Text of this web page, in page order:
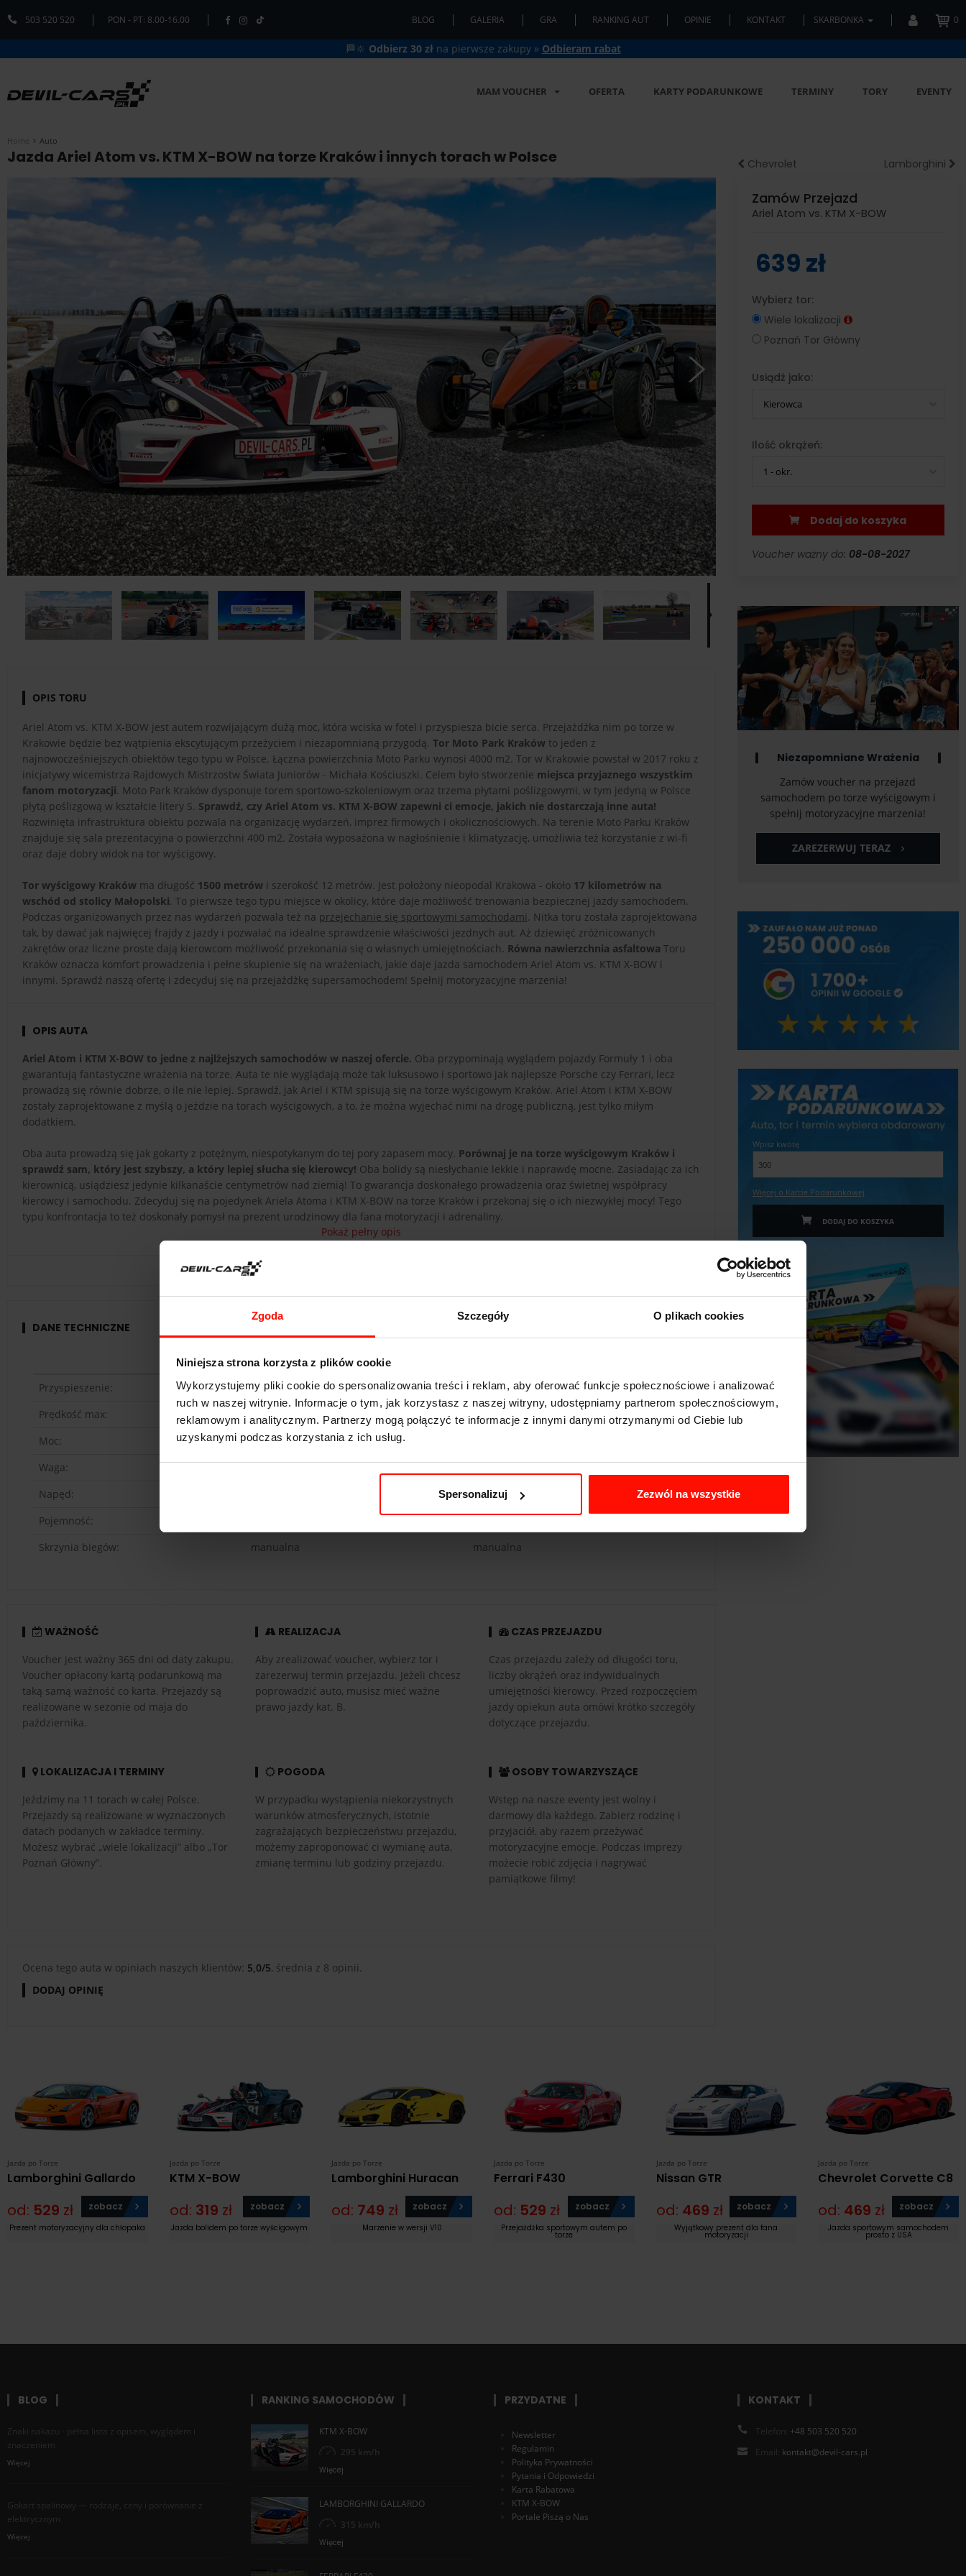
Zgoda Szczegóły O plikach cookies
Niniejsza strona korzysta z plików cookie
Wykorzystujemy pliki cookie do spersonalizowania treści i reklam, aby oferować funkcje społecznościowe i analizować
ruch w naszej witrynie. Informacje o tym, jak korzystasz z naszej witryny, udostępniamy partnerom społecznościowym,
reklamowym i analitycznym. Partnerzy mogą połączyć te informacje z innymi danymi otrzymanymi od Ciebie lub
uzyskanymi podczas korzystania z ich usług.
Spersonalizuj Zezwól na wszystkie
503 520 520 PON - PT: 8.00-16.00 BLOG GALERIA GRA RANKING AUT OPINIE KONTAKT SKARBONKA 0
🏁🔆 Odbierz 30 zł na pierwsze zakupy » Odbieram rabat
MAM VOUCHER OFERTA KARTY PODARUNKOWE TERMINY TORY EVENTY
Home Auto
Jazda Ariel Atom vs. KTM X-BOW na torze Kraków i innych torach w Polsce
OPIS TORU
Ariel Atom vs. KTM X-BOW jest autem rozwijającym dużą moc, która wciska w fotel i przyspiesza bicie serca. Przejażdżka nim po torze w
Krakowie będzie bez wątpienia ekscytującym przeżyciem i niezapomnianą przygodą. Tor Moto Park Kraków to jeden z
najnowocześniejszych obiektów tego typu w Polsce. Łączna powierzchnia Moto Parku wynosi 4000 m2. Tor w Krakowie powstał w 2017 roku z
inicjatywy wicemistrza Rajdowych Mistrzostw Świata Juniorów - Michała Kościuszki. Celem było stworzenie miejsca przyjaznego wszystkim
fanom motoryzacji. Moto Park Kraków dysponuje torem sportowo-szkoleniowym oraz trzema płytami poślizgowymi, w tym jedyną w Polsce
płytą poślizgową w kształcie litery S. Sprawdź, czy Ariel Atom vs. KTM X-BOW zapewni ci emocje, jakich nie dostarczają inne auta!
Rozwinięta infrastruktura obiektu pozwala na organizację wydarzeń, imprez firmowych i okolicznościowych. Na terenie Moto Parku Kraków
znajduje się sala prezentacyjna o powierzchni 400 m2. Została wyposażona w nagłośnienie i klimatyzację, umożliwia też korzystanie z wi-fi
oraz daje dobry widok na tor wyścigowy.
Tor wyścigowy Kraków ma długość 1500 metrów i szerokość 12 metrów. Jest położony nieopodal Krakowa - około 17 kilometrów na
wschód od stolicy Małopolski. To pierwsze tego typu miejsce w okolicy, które daje możliwość trenowania bezpiecznej jazdy samochodem.
Podczas organizowanych przez nas wydarzeń pozwala też na przejechanie się sportowymi samochodami. Nitka toru została zaprojektowana
tak, by dawać jak najwięcej frajdy z jazdy i pozwalać na idealne sprawdzenie właściwości jezdnych aut. Aż dziewięć zróżnicowanych
zakrętów oraz liczne proste dają kierowcom możliwość przekonania się o własnych umiejętnościach. Równa nawierzchnia asfaltowa Toru
Kraków oznacza komfort prowadzenia i pełne skupienie się na wrażeniach, jakie daje jazda samochodem Ariel Atom vs. KTM X-BOW i
innymi. Sprawdź naszą ofertę i zdecyduj się na przejażdżkę supersamochodem! Spełnij motoryzacyjne marzenia!
OPIS AUTA
Ariel Atom i KTM X-BOW to jedne z najlżejszych samochodów w naszej ofercie. Oba przypominają wyglądem pojazdy Formuły 1 i oba
gwarantują fantastyczne wrażenia na torze. Auta te nie wyglądają może tak luksusowo i sportowo jak najlepsze Porsche czy Ferrari, lecz
prowadzą się równie dobrze, o ile nie lepiej. Sprawdź, jak Ariel i KTM spisują się na torze wyścigowym Kraków. Ariel Atom i KTM X-BOW
zostały zaprojektowane z myślą o jeździe na torach wyścigowych, a to, że można wyjechać nimi na drogę publiczną, jest tylko miłym
dodatkiem.
Oba auta prowadzą się jak gokarty z potężnym, niespotykanym do tej pory zapasem mocy. Porównaj je na torze wyścigowym Kraków i
sprawdź sam, który jest szybszy, a który lepiej słucha się kierowcy! Oba bolidy są niesłychanie lekkie i naprawdę mocne. Zasiadając za ich
kierownicą, usiądziesz jedynie kilkanaście centymetrów nad ziemią! To gwarancja doskonałego prowadzenia oraz świetnej współpracy
kierowcy i samochodu. Zdecyduj się na pojedynek Ariela Atoma i KTM X-BOW na torze Kraków i przekonaj się o ich niezwykłej mocy! Tego
typu konfrontacja to też doskonały pomysł na prezent urodzinowy dla fana motoryzacji i adrenaliny.
Pokaż pełny opis
DANE TECHNICZNE
Ariel Atom
Przyspieszenie:
2.8s do 100 km/h 3.9s do 100 km/h
Prędkość max:
km/h 220
km/h
Moc:
321KM
Waga:
465kg 740kg
Napęd:
tył
Pojemność:
Skrzynia biegów:
manualna manualna
WAŻNOŚĆ
Voucher jest ważny 365 dni od daty zakupu.
Voucher opłacony kartą podarunkową ma
taką samą ważność co karta. Przejazdy są
realizowane w sezonie od maja do
października.
REALIZACJA
Aby zrealizować voucher, wybierz tor i
zarezerwuj termin przejazdu. Jeżeli chcesz
poprowadzić auto, musisz mieć ważne
prawo jazdy kat. B.
CZAS PRZEJAZDU
Czas przejazdu zależy od długości toru,
liczby okrążeń oraz indywidualnych
umiejętności kierowcy. Przed rozpoczęciem
jazdy opiekun auta omówi krótko szczegóły
dotyczące przejazdu.
LOKALIZACJA I TERMINY
Jeździmy na 11 torach w całej Polsce.
Przejazdy są realizowane w wyznaczonych
datach podanych w zakładce terminy.
Możesz wybrać „wiele lokalizacji” albo „Tor
Poznań Główny”.
POGODA
W przypadku wystąpienia niekorzystnych
warunków atmosferycznych, istotnie
zagrażających bezpieczeństwu przejazdu,
możemy zaproponować ci wymianę auta,
zmianę terminu lub godziny przejazdu.
OSOBY TOWARZYSZĄCE
Wstęp na nasze eventy jest wolny i
darmowy dla każdego. Zabierz rodzinę i
przyjaciół, aby razem przeżywać
motoryzacyjne emocje. Podczas imprezy
możecie robić zdjęcia i nagrywać
pamiątkowe filmy!
Ocena tego auta w opiniach naszych klientów: 5,0/5, średnia z 8 opinii.
DODAJ OPINIĘ
Chevrolet Lamborghini
Zamów Przejazd
Ariel Atom vs. KTM X-BOW
639 zł
Wybierz tor:
Wiele lokalizacji
Poznań Tor Główny
Usiądź jako:
Kierowca
Ilość okrążeń:
1 - okr.
Dodaj do koszyka
Voucher ważny do: 08-08-2027
Niezapomniane Wrażenia
Zamów voucher na przejazd
samochodem po torze wyścigowym i
spełnij motoryzacyjne marzenia!
ZAREZERWUJ TERAZ
Wpisz kwotę
Więcej o Karcie Podarunkowej
DODAJ DO KOSZYKA
Jazda po Torze
Lamborghini Gallardo
od: 529 zł zobacz
Prezent motoryzacyjny dla chłopaka
Jazda po Torze
KTM X-BOW
od: 319 zł zobacz
Jazda bolidem po torze wyścigowym
Jazda po Torze
Lamborghini Huracan
od: 749 zł zobacz
Marzenie w wersji V10
Jazda po Torze
Ferrari F430
od: 529 zł zobacz
Przejażdżka sportowym autem po
torze
Jazda po Torze
Nissan GTR
od: 469 zł zobacz
Wyjątkowy prezent dla fana
motoryzacji
Jazda po Torze
Chevrolet Corvette C8
od: 469 zł zobacz
Jazda sportowym samochodem
prosto z USA
BLOG
Znaki nakazu - pełna lista z opisem, wyglądem i
znaczeniem
Więcej
Gokart spalinowy — rodzaje, ceny i porównanie z
elektrycznym
Więcej
RANKING SAMOCHODÓW
KTM X-BOW
295 km/h
Więcej
LAMBORGHINI GALLARDO
315 km/h
Więcej
PRZYDATNE
Newsletter
Regulamin
Polityka Prywatności
Pytania i Odpowiedzi
Karta Rabatowa
KTM X-BOW
Portale Piszą o Nas
KONTAKT
Telefon: +48 503 520 520
Email: kontakt@devil-cars.pl